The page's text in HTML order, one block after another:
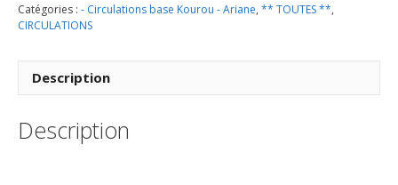
556
Catégories : - Circulations base Kourou - Ariane, ** TOUTES **,
CIRCULATIONS
Description
Description